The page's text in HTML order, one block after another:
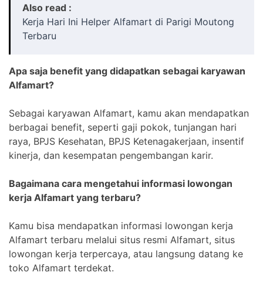
Also read :
Kerja Hari Ini Helper Alfamart di Parigi Moutong
Terbaru
Apa saja benefit yang didapatkan sebagai karyawan
Alfamart?
Sebagai karyawan Alfamart, kamu akan mendapatkan
berbagai benefit, seperti gaji pokok, tunjangan hari
raya, BPJS Kesehatan, BPJS Ketenagakerjaan, insentif
kinerja, dan kesempatan pengembangan karir.
Bagaimana cara mengetahui informasi lowongan
kerja Alfamart yang terbaru?
Kamu bisa mendapatkan informasi lowongan kerja
Alfamart terbaru melalui situs resmi Alfamart, situs
lowongan kerja terpercaya, atau langsung datang ke
toko Alfamart terdekat.